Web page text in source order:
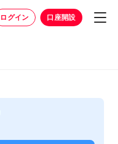
ログイン 口座開設